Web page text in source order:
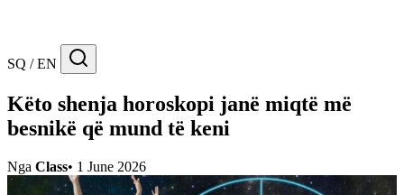
SQ / EN
Këto shenja horoskopi janë miqtë më
besnikë që mund të keni
Nga Class• 1 June 2026